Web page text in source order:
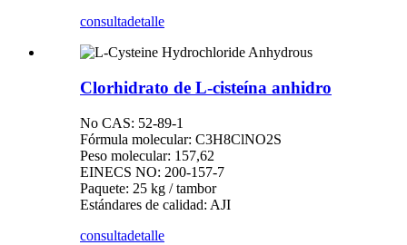
consultadetalle
Clorhidrato de L-cisteína anhidro
No CAS: 52-89-1
Fórmula molecular: C3H8ClNO2S
Peso molecular: 157,62
EINECS NO: 200-157-7
Paquete: 25 kg / tambor
Estándares de calidad: AJI
consultadetalle